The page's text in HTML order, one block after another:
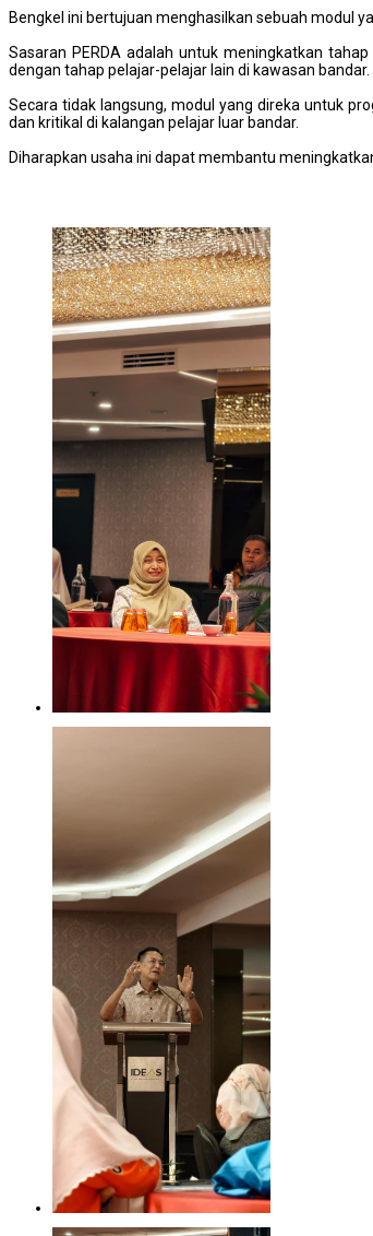
Bengkel ini bertujuan menghasilkan sebuah modul
Sasaran PERDA adalah untuk meningkatkan
dengan tahap pelajar-pelajar lain di kawasan bandar.
Secara tidak langsung, modul yang direka untuk
dan kritikal di kalangan pelajar luar bandar.
Diharapkan usaha ini dapat membantu